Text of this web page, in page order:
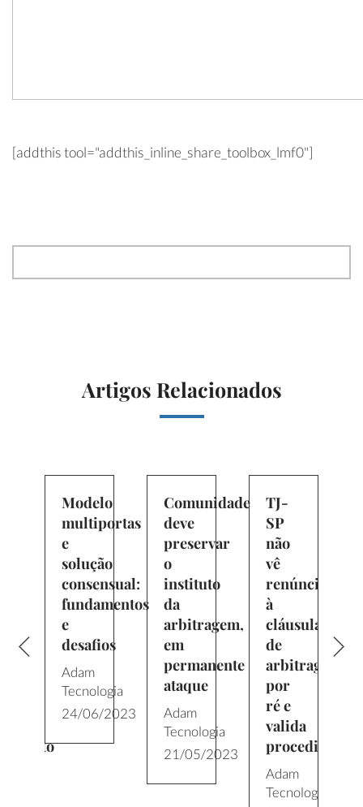
[addthis tool="addthis_inline_share_toolbox_lmf0"]
Artigos Relacionados
Modelo
multiportas
e
solução
consensual:
fundamentos
e
desafios
Adam
Tecnologia
24/06/2023
Comunidade
deve
preservar
o
instituto
da
arbitragem,
em
permanente
ataque
Adam
Tecnologia
21/05/2023
TJ-
SP
não
vê
renúncia
à
cláusula
de
arbitragem
por
ré e
valida
procedimento
Adam
Tecnologia